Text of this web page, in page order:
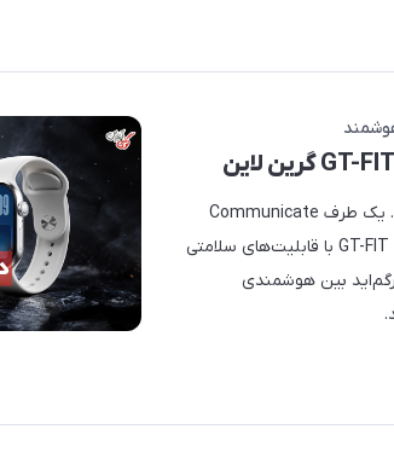
دو ساعت هوشمند از یک برند، اما با دو فلسفه متفاوت. یک طرف Communicate
Lite 42mm ایستاده با صفحه نمایش بزرگ؛ طرف دیگر GT-FIT با قابلیت‌های سلامتی
بین هوشمندی